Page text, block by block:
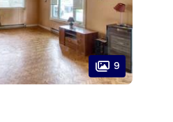
9